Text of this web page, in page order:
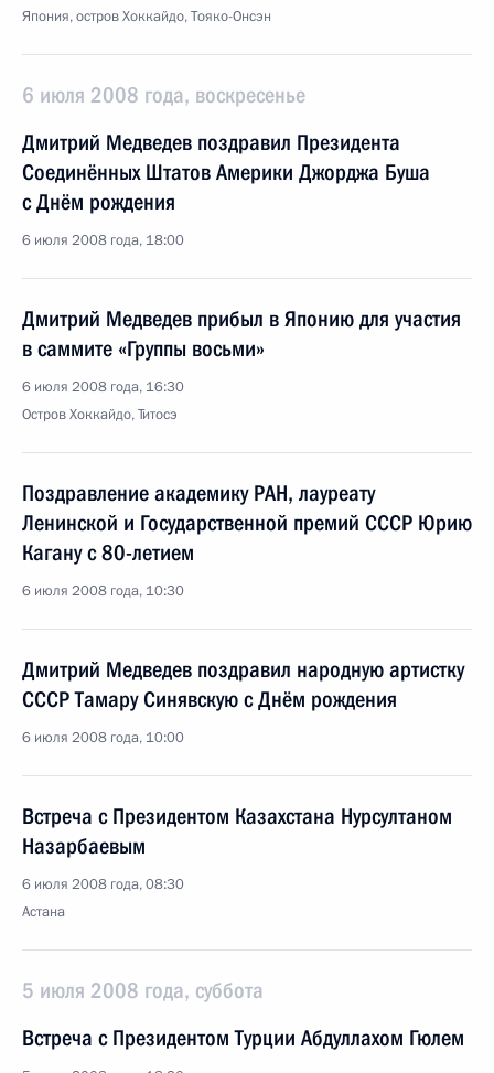
Япония, остров Хоккайдо, Тояко-Онсэн
6 июля 2008 года, воскресенье
Дмитрий Медведев поздравил Президента
Соединённых Штатов Америки Джорджа Буша
с Днём рождения
6 июля 2008 года, 18:00
Дмитрий Медведев прибыл в Японию для участия
в саммите «Группы восьми»
6 июля 2008 года, 16:30
Остров Хоккайдо, Титосэ
Поздравление академику РАН, лауреату
Ленинской и Государственной премий СССР Юрию
Кагану с 80-летием
6 июля 2008 года, 10:30
Дмитрий Медведев поздравил народную артистку
СССР Тамару Синявскую с Днём рождения
6 июля 2008 года, 10:00
Встреча с Президентом Казахстана Нурсултаном
Назарбаевым
6 июля 2008 года, 08:30
Астана
5 июля 2008 года, суббота
Встреча с Президентом Турции Абдуллахом Гюлем